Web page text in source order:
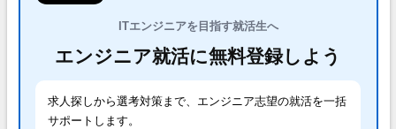
ITエンジニアを目指す就活生へ
エンジニア就活に無料登録しよう
求人探しから選考対策まで、エンジニア志望の就活を一括
サポートします。